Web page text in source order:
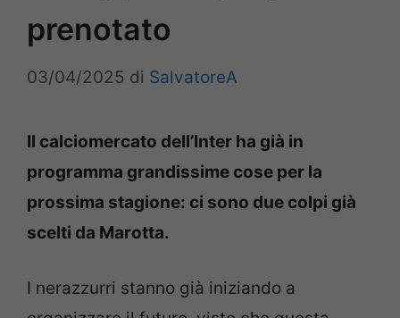
prenotato
03/04/2025 di SalvatoreA
Il calciomercato dell’Inter ha già in
programma grandissime cose per la
prossima stagione: ci sono due colpi già
scelti da Marotta.
I nerazzurri stanno già iniziando a